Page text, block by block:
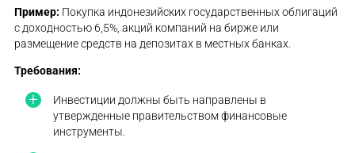
Пример: Покупка индонезийских государственных облигаций
с доходностью 6,5%, акций компаний на бирже или
размещение средств на депозитах в местных банках.
Требования:
Инвестиции должны быть направлены в
утвержденные правительством финансовые
инструменты.